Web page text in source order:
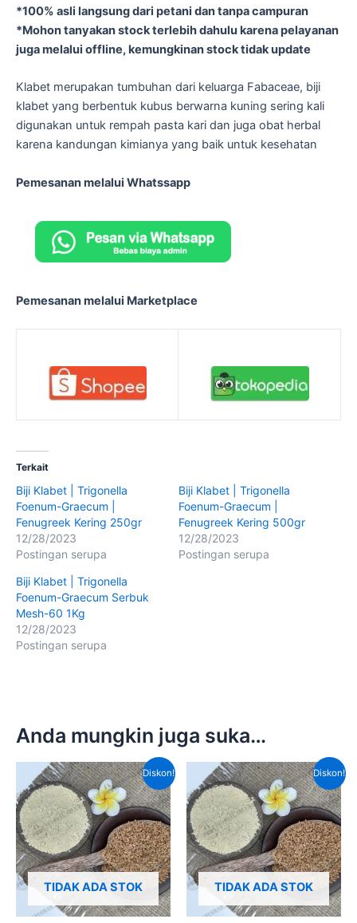
*100% asli langsung dari petani dan tanpa campuran
*Mohon tanyakan stock terlebih dahulu karena pelayanan
juga melalui offline, kemungkinan stock tidak update
Klabet merupakan tumbuhan dari keluarga Fabaceae, biji
klabet yang berbentuk kubus berwarna kuning sering kali
digunakan untuk rempah pasta kari dan juga obat herbal
karena kandungan kimianya yang baik untuk kesehatan
Pemesanan melalui Whatssapp
Pemesanan melalui Marketplace
Terkait
Biji Klabet | Trigonella
Foenum-Graecum |
Fenugreek Kering 250gr
12/28/2023
Postingan serupa
Biji Klabet | Trigonella
Foenum-Graecum |
Fenugreek Kering 500gr
12/28/2023
Postingan serupa
Biji Klabet | Trigonella
Foenum-Graecum Serbuk
Mesh-60 1Kg
12/28/2023
Postingan serupa
Anda mungkin juga suka…
Diskon!
TIDAK ADA STOK
Harga
aslinya
adalah:
Rp120,000.00.
Harga
saat
ini
adalah:
Rp85,000.00.
Diskon!
TIDAK ADA STOK
Harga
aslinya
adalah:
Rp100,000.00.
Harga
saat
ini